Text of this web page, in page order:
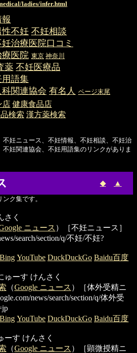
ladies/infer.html
性不妊 不妊相談
治療医院口コミ
医院 東京 神奈川
薬 不妊医療品
用語集
関連協会 有名人 ページ末尾
店 健康食品店
検索 漢方薬検索
妊ニュース、不妊情報、不妊相談、不妊治
妊関連協会、不妊用語集のリンクがありま
◆ ▲
ク集です。
さく
ニュース ）［不妊ニュース］
search/section/q/不妊/不妊?
Bing YouTube DuckDuckGo Baidu百度
ゅーす けんさく
（Google ニュース ）［体外受精ニ
Bing YouTube DuckDuckGo Baidu百度
ーす けんさく
（Google ニュース ）［顕微授精ニ